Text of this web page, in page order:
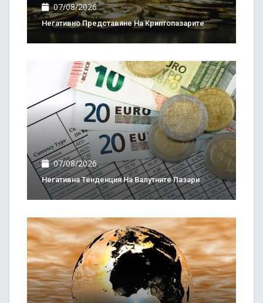
07/08/2026
Негативно Представяне На Криптопазарите
07/08/2026
Негативна Тенденция На Валутните Пазари